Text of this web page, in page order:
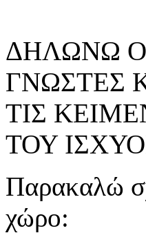
ΔΗΛΩΝΩ
ΓΝΩΣΤΕΣ
ΤΙΣ
ΤΟΥ
Παρακαλώ
χώρο: